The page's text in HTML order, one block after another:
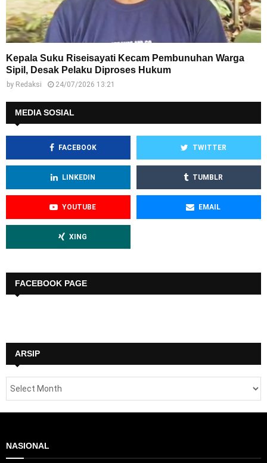
Kepala Suku Riseisayati Kecam Pembunuhan Warga
Sipil, Desak Pelaku Diproses Hukum
by Redaksi 24/07/2026 13:21
MEDIA SOSIAL
FACEBOOK TWITTER
LINKEDIN TUMBLR
YOUTUBE EMAIL
XING
FACEBOOK PAGE
ARSIP
NASIONAL